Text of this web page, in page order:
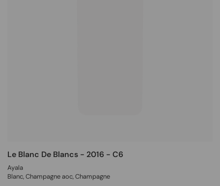
Le Blanc De Blancs - 2016 - C6
Ayala
Blanc, Champagne aoc,Champagne